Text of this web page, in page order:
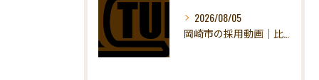
2026/08/05